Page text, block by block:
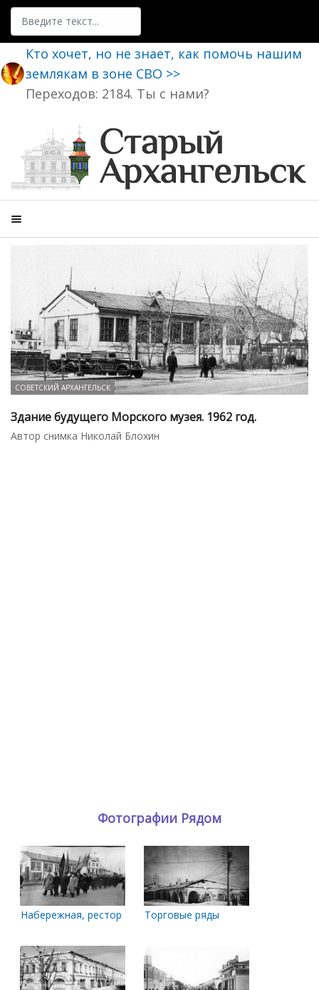
Поиск
Кто хочет, но не знает, как помочь нашим
землякам в зоне СВО >>
Переходов: 2184. Ты с нами?
СОВЕТСКИЙ АРХАНГЕЛЬСК
Здание будущего Морского музея. 1962 год.
Автор снимка Николай Блохин
Фотографии Рядом
Набережная, ресторан Север.Торговые ряды